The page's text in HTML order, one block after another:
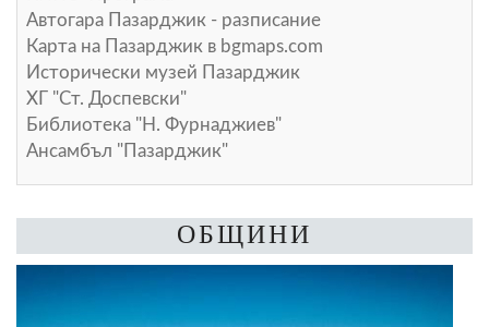
Автогара Пазарджик - разписание
Карта на Пазарджик в bgmaps.com
Исторически музей Пазарджик
ХГ "Ст. Доспевски"
Библиотека "Н. Фурнаджиев"
Ансамбъл "Пазарджик"
ОБЩИНИ